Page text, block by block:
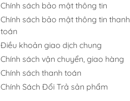
Chính sách bảo mật thông tin
Chính sách bảo mật thông tin thanh
toán
Điều khoản giao dịch chung
Chính sách vận chuyển, giao hàng
Chính sách thanh toán
Chính Sách Đổi Trả sản phẩm